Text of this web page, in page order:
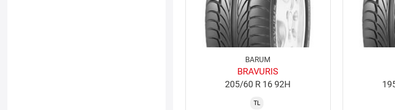
BARUM
BRAVURIS
205/60 R 16 92H
TL